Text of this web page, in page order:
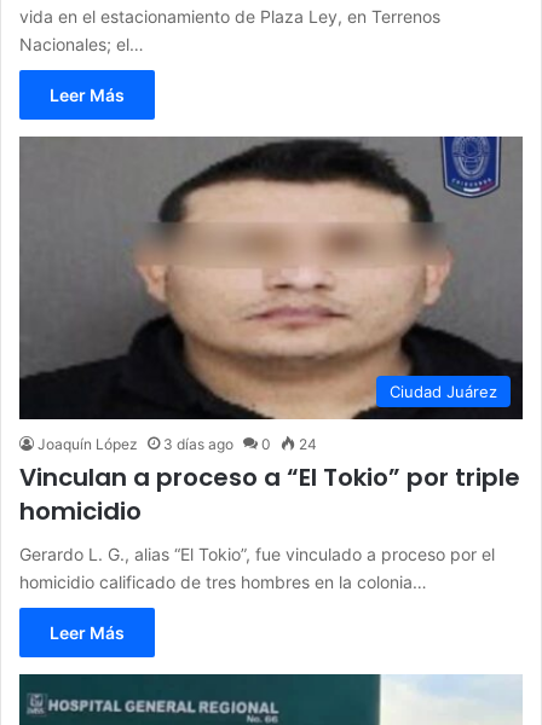
vida en el estacionamiento de Plaza Ley, en Terrenos
Nacionales; el…
Leer Más
Ciudad Juárez
Joaquín López 3 días ago 0 24
Vinculan a proceso a “El Tokio” por triple
homicidio
Gerardo L. G., alias “El Tokio”, fue vinculado a proceso por el
homicidio calificado de tres hombres en la colonia…
Leer Más